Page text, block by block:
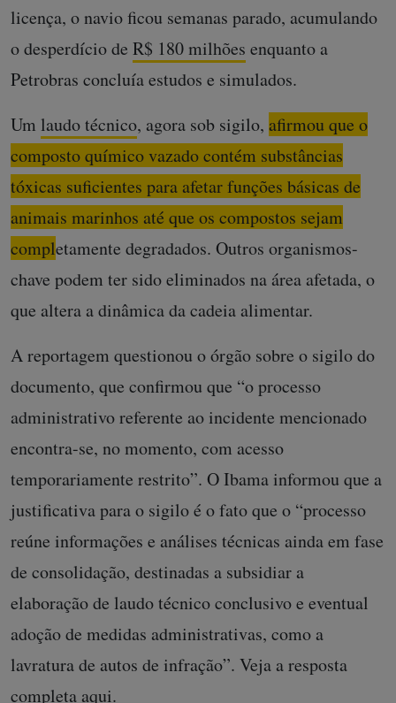
licença, o navio ficou semanas parado, acumulando
o desperdício de R$ 180 milhões enquanto a
Petrobras concluía estudos e simulados.
Um laudo técnico, agora sob sigilo, afirmou que o
composto químico vazado contém substâncias
tóxicas suficientes para afetar funções básicas de
animais marinhos até que os compostos sejam
completamente degradados. Outros organismos-
chave podem ter sido eliminados na área afetada, o
que altera a dinâmica da cadeia alimentar.
A reportagem questionou o órgão sobre o sigilo do
documento, que confirmou que “o processo
administrativo referente ao incidente mencionado
encontra-se, no momento, com acesso
temporariamente restrito”. O Ibama informou que a
justificativa para o sigilo é o fato que o “processo
reúne informações e análises técnicas ainda em fase
de consolidação, destinadas a subsidiar a
elaboração de laudo técnico conclusivo e eventual
adoção de medidas administrativas, como a
lavratura de autos de infração”. Veja a resposta
completa aqui.